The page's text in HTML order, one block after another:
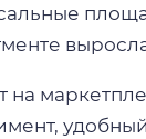
на